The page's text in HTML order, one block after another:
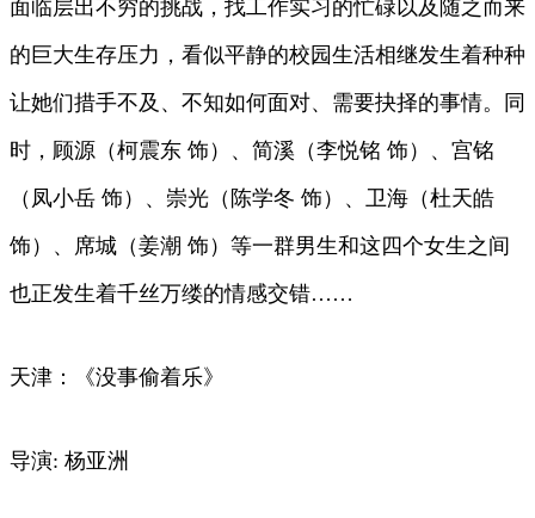
面临层出不穷的挑战，找工作实习的忙碌以及随之而来
的巨大生存压力，看似平静的校园生活相继发生着种种
让她们措手不及、不知如何面对、需要抉择的事情。同
时，顾源（柯震东 饰）、简溪（李悦铭 饰）、宫铭
（凤小岳 饰）、崇光（陈学冬 饰）、卫海（杜天皓
饰）、席城（姜潮 饰）等一群男生和这四个女生之间
也正发生着千丝万缕的情感交错……
天津：《没事偷着乐》
导演: 杨亚洲